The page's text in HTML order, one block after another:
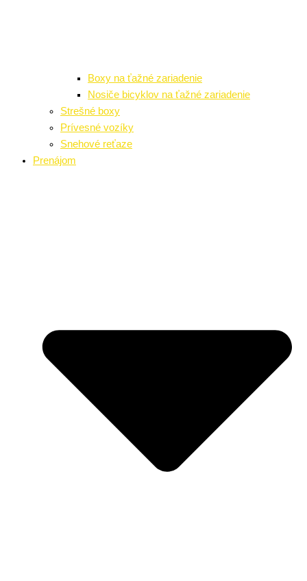
Boxy na ťažné zariadenie
Nosiče bicyklov na ťažné zariadenie
Strešné boxy
Prívesné vozíky
Snehové reťaze
Prenájom